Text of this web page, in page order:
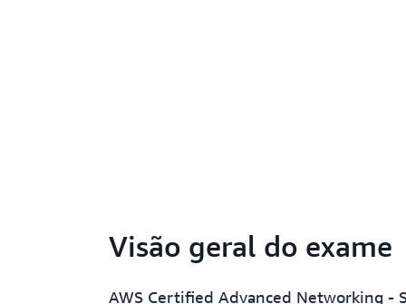
Visão geral do exame
AWS Certified Advanced Networking -